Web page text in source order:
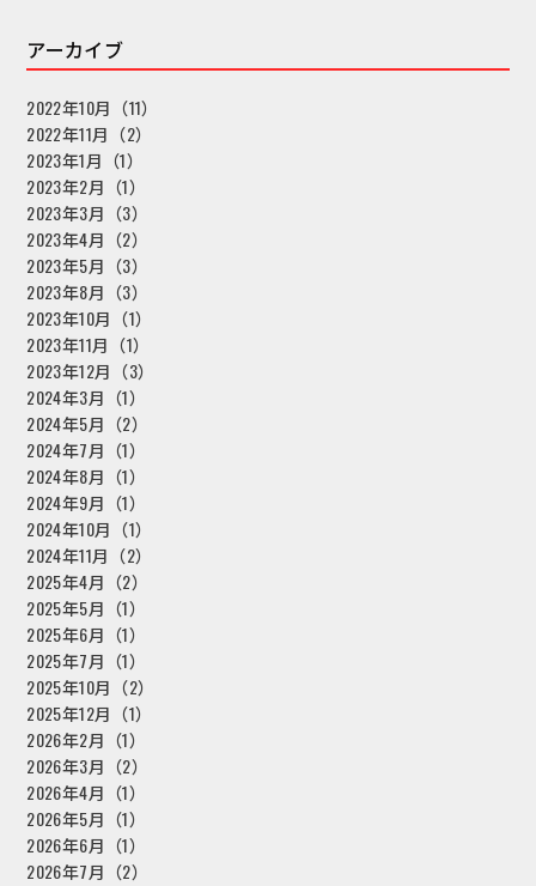
アーカイブ
2022年10月（11）
2022年11月（2）
2023年1月（1）
2023年2月（1）
2023年3月（3）
2023年4月（2）
2023年5月（3）
2023年8月（3）
2023年10月（1）
2023年11月（1）
2023年12月（3）
2024年3月（1）
2024年5月（2）
2024年7月（1）
2024年8月（1）
2024年9月（1）
2024年10月（1）
2024年11月（2）
2025年4月（2）
2025年5月（1）
2025年6月（1）
2025年7月（1）
2025年10月（2）
2025年12月（1）
2026年2月（1）
2026年3月（2）
2026年4月（1）
2026年5月（1）
2026年6月（1）
2026年7月（2）